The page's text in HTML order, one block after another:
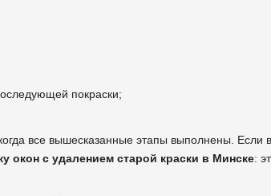
покраски;
все вышесказанные этапы выполнены. Если
окон с удалением старой краски в Минске: